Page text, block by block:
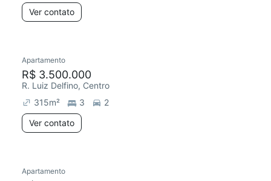
Ver contato
Redecorar
Apartamento
R$ 3.500.000
R. Luiz Delfino, Centro
315m² 3
2
Ver contato
Redecorar
Apartamento